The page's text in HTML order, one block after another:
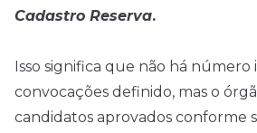
Cadastro Reserva.
Isso significa que não há número
convocações definido, mas o
candidatos aprovados conforme